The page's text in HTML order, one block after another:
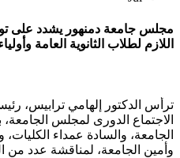
مجلس جامعة دمنهور يشدد على
اللازم لطلاب الثانوية العامة
ترأس الدكتور إلهامي ترابيس،
الاجتماع الدورى لمجلس
الجامعة، والسادة عمداء
وأمين الجامعة، لمناقشة عدد من